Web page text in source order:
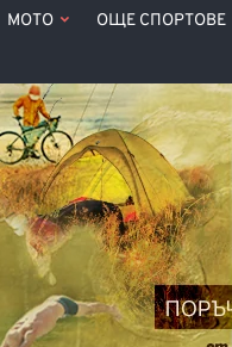
МОТО ОЩЕ СПОРТОВЕ